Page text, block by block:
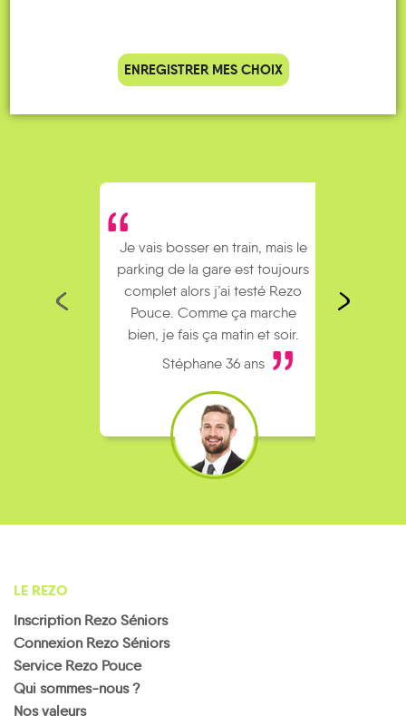
Témoignages
Je vais bosser en train, mais le
parking de la gare est toujours
complet alors j’ai testé Rezo
Pouce. Comme ça marche
bien, je fais ça matin et soir.
Stéphane 36 ans
LE REZO
Inscription Rezo Séniors
Connexion Rezo Séniors
Service Rezo Pouce
Qui sommes-nous ?
Nos valeurs
ENREGISTRER MES CHOIX